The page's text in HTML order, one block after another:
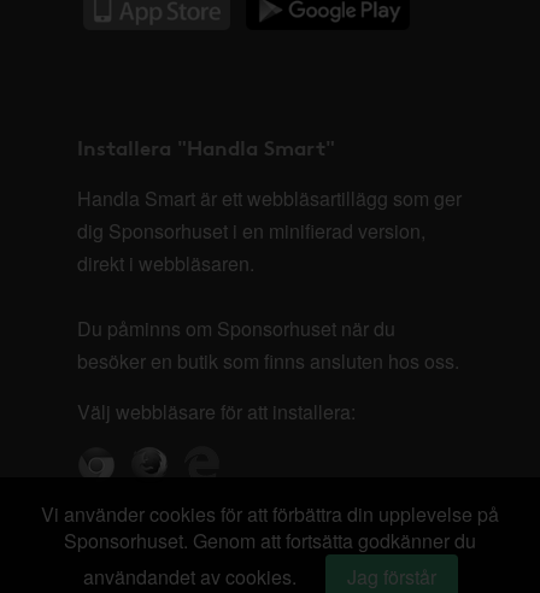
Installera "Handla Smart"
Handla Smart är ett webbläsartillägg som ger
dig Sponsorhuset i en minifierad version,
direkt i webbläsaren.
Du påminns om Sponsorhuset när du
besöker en butik som finns ansluten hos oss.
Välj webbläsare för att installera:
Vi använder cookies för att förbättra din upplevelse på
Sponsorhuset. Genom att fortsätta godkänner du
användandet av cookies.
Jag förstår